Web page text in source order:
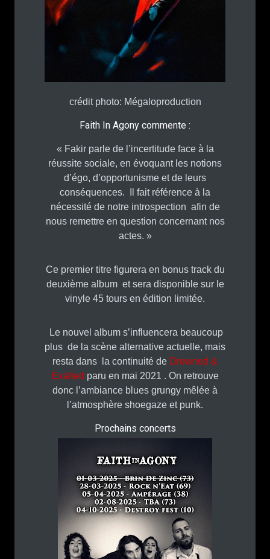
crédit photo: Mégaloproduction
Faith In Agony commente :
« Fakir parle de l’incertitude face à la
réussite sociale, en évoquant les notions
d’égo, d’opportunisme et de leurs
conséquences. Il fait référence à la
nécessité de notre introspection afin de
nous remettre en question concernant nos
actes. »
Ce premier titre figurera en bonus track du
deuxième album et sera disponible sur le
vinyle 45 tours en édition limitée.
Le nouvel album s’influencera beaucoup
plus de la scène alternative actuelle, mais
resta dans la continuité de Drowned &
Exalted paru en mai 2021 . On retrouve
donc l’ambiance blues grungy mêlée à
l’atmosphère shoegaze et punk.
Prochains concerts